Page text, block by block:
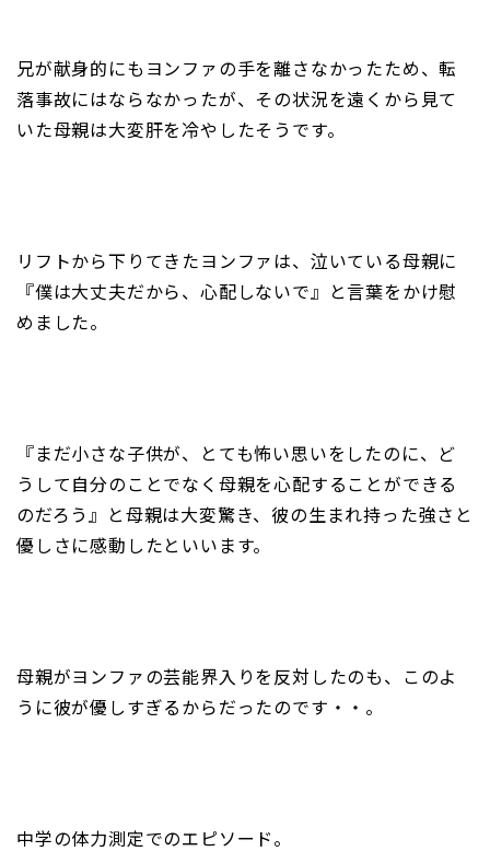
兄が献身的にもヨンファの手を離さなかったため、転
落事故にはならなかったが、その状況を遠くから見て
いた母親は大変肝を冷やしたそうです。
リフトから下りてきたヨンファは、泣いている母親に
『僕は大丈夫だから、心配しないで』と言葉をかけ慰
めました。
『まだ小さな子供が、とても怖い思いをしたのに、ど
うして自分のことでなく母親を心配することができる
のだろう』と母親は大変驚き、彼の生まれ持った強さと
優しさに感動したといいます。
母親がヨンファの芸能界入りを反対したのも、このよ
うに彼が優しすぎるからだったのです・・。
中学の体力測定でのエピソード。